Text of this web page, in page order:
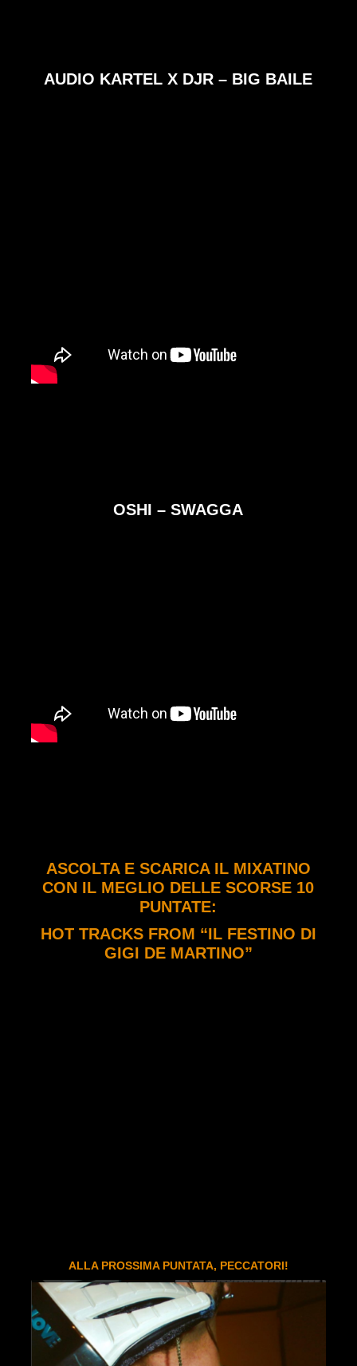
AUDIO KARTEL X DJR – BIG BAILE
OSHI – SWAGGA
ASCOLTA E SCARICA IL MIXATINO
CON IL MEGLIO DELLE SCORSE 10
PUNTATE:
HOT TRACKS FROM “IL FESTINO DI
GIGI DE MARTINO”
ALLA PROSSIMA PUNTATA, PECCATORI!